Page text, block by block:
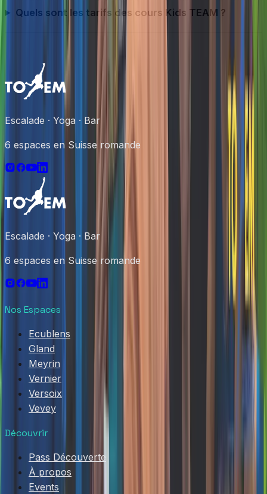
Quels sont les tarifs des cours Kids TEAM ?
Escalade · Yoga · Bar
6 espaces en Suisse romande
Escalade · Yoga · Bar
6 espaces en Suisse romande
Nos Espaces
Ecublens
Gland
Meyrin
Vernier
Versoix
Vevey
Découvrir
Pass Découverte
À propos
Events